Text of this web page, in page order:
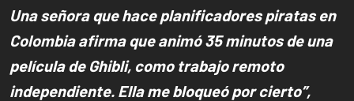
Una señora que hace planificadores piratas en
Colombia afirma que animó 35 minutos de una
película de Ghibli, como trabajo remoto
independiente. Ella me bloqueó por cierto”,